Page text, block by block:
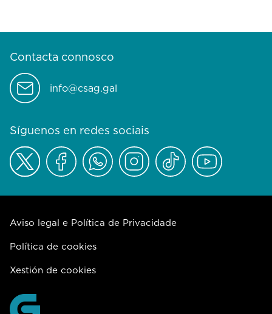
Contacta connosco
info@csag.gal
Síguenos en redes sociais
Aviso legal e Política de Privacidade
Política de cookies
Xestión de cookies